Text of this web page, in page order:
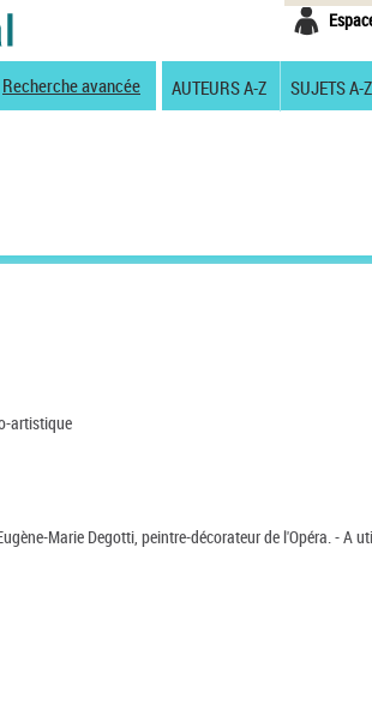
Recherche avancée AUTEURS A-Z SUJETS A-Z
artistique
Marie Degotti, peintre-décorateur de l'Opéra. - A